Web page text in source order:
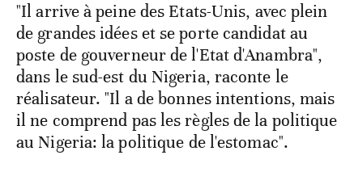
"Il arrive à peine des Etats-Unis, avec plein
de grandes idées et se porte candidat au
poste de gouverneur de l'Etat d'Anambra",
dans le sud-est du Nigeria, raconte le
réalisateur. "Il a de bonnes intentions, mais
il ne comprend pas les règles de la politique
au Nigeria: la politique de l'estomac".